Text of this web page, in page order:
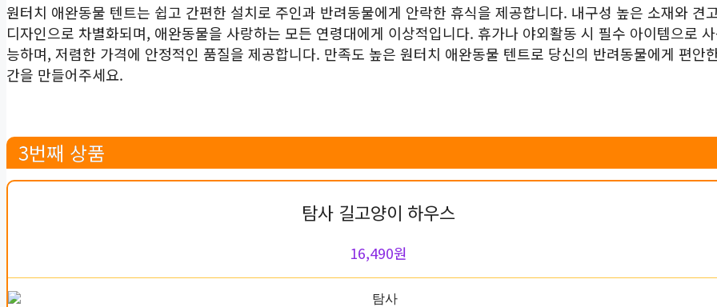
원터치 애완동물 텐트는 쉽고 간편한 설치로 주인과 반려동물에게 안락한 휴식을 제공합니다. 내구성 높은 소재와 견
디자인으로 차별화되며, 애완동물을 사랑하는 모든 연령대에게 이상적입니다. 휴가나 야외활동 시 필수 아이템으로
능하며, 저렴한 가격에 안정적인 품질을 제공합니다. 만족도 높은 원터치 애완동물 텐트로 당신의 반려동물에게 편안
간을 만들어주세요.
3번째 상품
탐사 길고양이 하우스
16,490원